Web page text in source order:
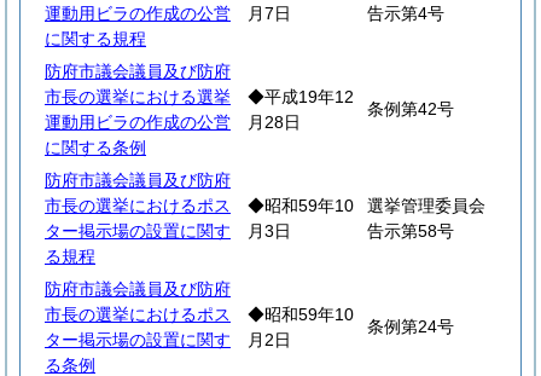
運動用ビラの作成の公営
に関する規程
月7日
告示第4号
防府市議会議員及び防府
市長の選挙における選挙
運動用ビラの作成の公営
に関する条例
◆平成19年12
月28日
条例第42号
防府市議会議員及び防府
市長の選挙におけるポス
ター掲示場の設置に関す
る規程
◆昭和59年10
月3日
選挙管理委員会
告示第58号
防府市議会議員及び防府
市長の選挙におけるポス
ター掲示場の設置に関す
る条例
◆昭和59年10
月2日
条例第24号